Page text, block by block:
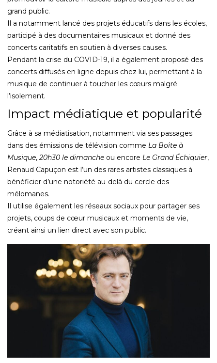
grand public.
Il a notamment lancé des projets éducatifs dans les écoles,
participé à des documentaires musicaux et donné des
concerts caritatifs en soutien à diverses causes.
Pendant la crise du COVID-19, il a également proposé des
concerts diffusés en ligne depuis chez lui, permettant à la
musique de continuer à toucher les cœurs malgré
l’isolement.
Impact médiatique et popularité
Grâce à sa médiatisation, notamment via ses passages
dans des émissions de télévision comme La Boîte à
Musique,20h30 le dimanche ou encore Le Grand Échiquier,
Renaud Capuçon est l’un des rares artistes classiques à
bénéficier d’une notoriété au-delà du cercle des
mélomanes.
Il utilise également les réseaux sociaux pour partager ses
projets, coups de cœur musicaux et moments de vie,
créant ainsi un lien direct avec son public.